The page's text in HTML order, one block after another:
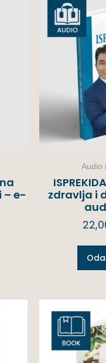
– e-
Audio
zdravlja i